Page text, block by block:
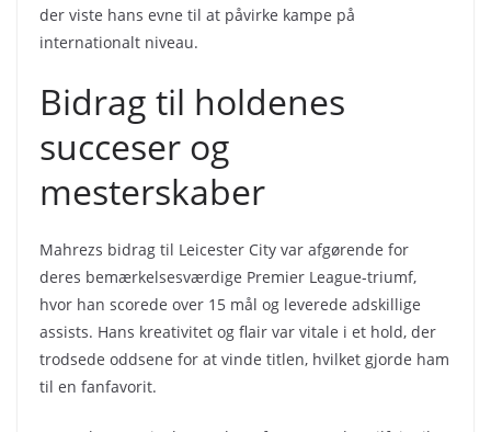
der viste hans evne til at påvirke kampe på
internationalt niveau.
Bidrag til holdenes
succeser og
mesterskaber
Mahrezs bidrag til Leicester City var afgørende for
deres bemærkelsesværdige Premier League-triumf,
hvor han scorede over 15 mål og leverede adskillige
assists. Hans kreativitet og flair var vitale i et hold, der
trodsede oddsene for at vinde titlen, hvilket gjorde ham
til en fanfavorit.